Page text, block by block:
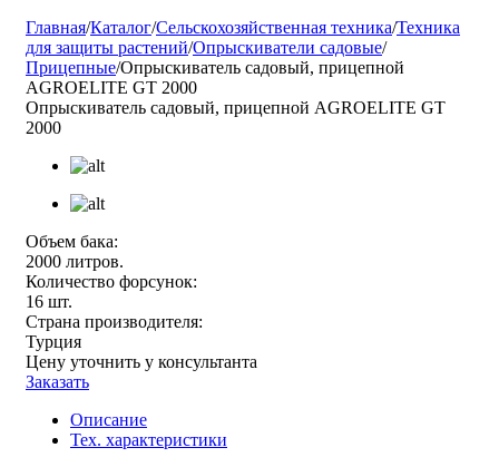
Главная/Каталог/Сельскохозяйственная техника/Техника
для защиты растений/Опрыскиватели садовые/
Прицепные/Опрыскиватель садовый, прицепной
AGROELITE GT 2000
Опрыскиватель садовый, прицепной AGROELITE GT
2000
Объем бака:
2000 литров.
Количество форсунок:
16 шт.
Страна производителя:
Турция
Цену уточнить у консультанта
Заказать
Описание
Тех. характеристики